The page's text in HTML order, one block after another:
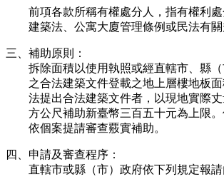
前項各款所稱有權處分人，指有權利
建築法、公寓大廈管理條例或民法有關
三、補助原則：
拆除面積以使用執照或經直轄市、縣
之合法建築文件登載之地上層樓地板
法提出合法建築文件者，以現地實際
方公尺補助新臺幣三百五十元為上限
依個案提請審查覈實補助。
四、申請及審查程序：
直轄市或縣（市）政府依下列規定報請